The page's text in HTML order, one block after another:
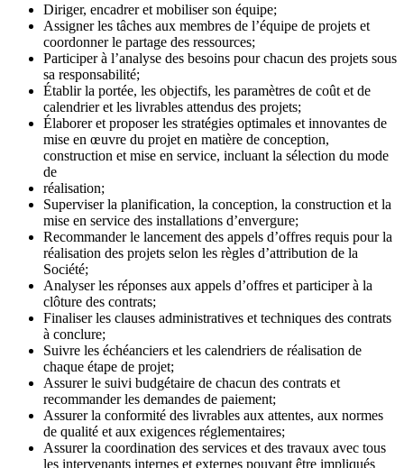
Diriger, encadrer et mobiliser son équipe;
Assigner les tâches aux membres de l’équipe de projets et
coordonner le partage des ressources;
Participer à l’analyse des besoins pour chacun des projets sous
sa responsabilité;
Établir la portée, les objectifs, les paramètres de coût et de
calendrier et les livrables attendus des projets;
Élaborer et proposer les stratégies optimales et innovantes de
mise en œuvre du projet en matière de conception,
construction et mise en service, incluant la sélection du mode
de
réalisation;
Superviser la planification, la conception, la construction et la
mise en service des installations d’envergure;
Recommander le lancement des appels d’offres requis pour la
réalisation des projets selon les règles d’attribution de la
Société;
Analyser les réponses aux appels d’offres et participer à la
clôture des contrats;
Finaliser les clauses administratives et techniques des contrats
à conclure;
Suivre les échéanciers et les calendriers de réalisation de
chaque étape de projet;
Assurer le suivi budgétaire de chacun des contrats et
recommander les demandes de paiement;
Assurer la conformité des livrables aux attentes, aux normes
de qualité et aux exigences réglementaires;
Assurer la coordination des services et des travaux avec tous
les intervenants internes et externes pouvant être impliqués